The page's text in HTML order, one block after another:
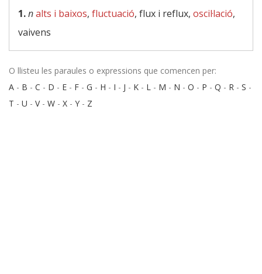
1.nalts i baixos, fluctuació, flux i reflux, oscil·lació,
vaivens
O llisteu les paraules o expressions que comencen per:
A - B - C - D - E - F - G - H - I - J - K - L - M - N - O - P - Q - R - S -
T - U - V- W - X - Y - Z